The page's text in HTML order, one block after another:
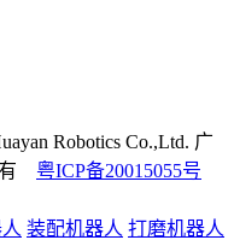
Robotics Co.,Ltd. 广
有 粤ICP备20015055号
装配机器人 打磨机器人